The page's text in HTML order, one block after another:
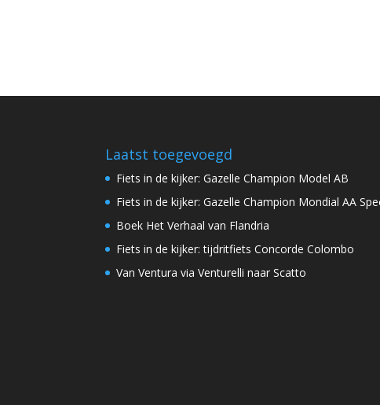
Laatst toegevoegd
Fiets in de kijker: Gazelle Champion Model AB
Fiets in de kijker: Gazelle Champion Mondial AA
Boek Het Verhaal van Flandria
Fiets in de kijker: tijdritfiets Concorde Colombo
Van Ventura via Venturelli naar Scatto